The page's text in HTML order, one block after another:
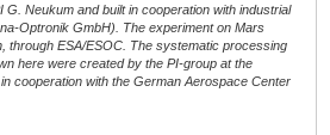
Neukum and built in cooperation with industrial
Optronik GmbH). The experiment on Mars
through ESA/ESOC. The systematic processing
here were created by the PI-group at the
cooperation with the German Aerospace Center